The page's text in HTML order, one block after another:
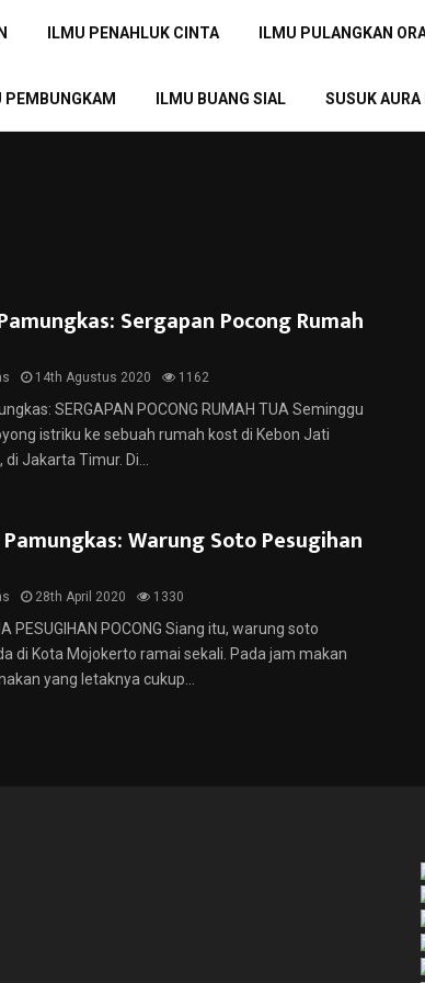
ILMU PENAHLUK CINTA ILMU PULANGKAN
PEMBUNGKAM ILMU BUANG SIAL SUSUK
Sergapan Pocong Rumah
14th Agustus 2020 1162
SERGAPAN POCONG RUMAH TUA Seminggu
istriku ke sebuah rumah kost di Kebon Jati
Jakarta Timur. Di...
Warung Soto Pesugihan
28th April 2020 1330
PESUGIHAN POCONG Siang itu, warung soto
di Kota Mojokerto ramai sekali. Pada jam makan
yang letaknya cukup...